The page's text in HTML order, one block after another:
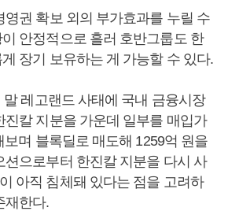
영권 확보 외의 부가효과를 누릴 수
안정적으로 흘러 호반그룹도 한
장기 보유하는 게 가능할 수 있다.
말 레고랜드 사태에 국내 금융시장
진칼 지분을 가운데 일부를 매입가
보며 블록딜로 매도해 1259억 원을
션으로부터 한진칼 지분을 다시 사
아직 침체돼 있다는 점을 고려하
재한다.